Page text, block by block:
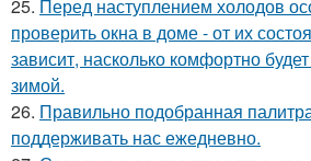
25. Перед наступлением холодов
проверить окна в доме - от их
зависит, насколько комфортно
зимой.
26. Правильно подобранная
поддерживать нас ежедневно.